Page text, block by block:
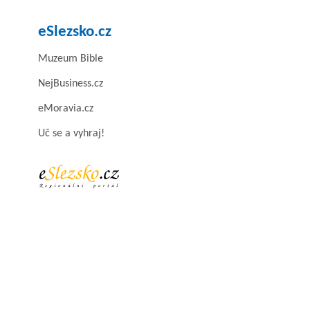
eSlezsko.cz
Muzeum Bible
NejBusiness.cz
eMoravia.cz
Uč se a vyhraj!